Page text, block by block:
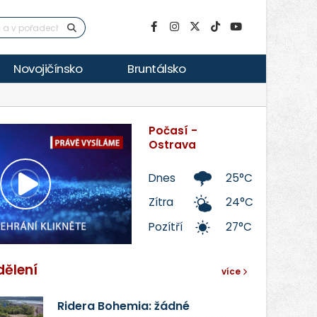
Novojičínsko Bruntálsko
Přehrát
video
Počasí -
Ostrava
Dnes
25°C
Zítra
24°C
Pozítří
27°C
více
Ridera Bohemia: žádné